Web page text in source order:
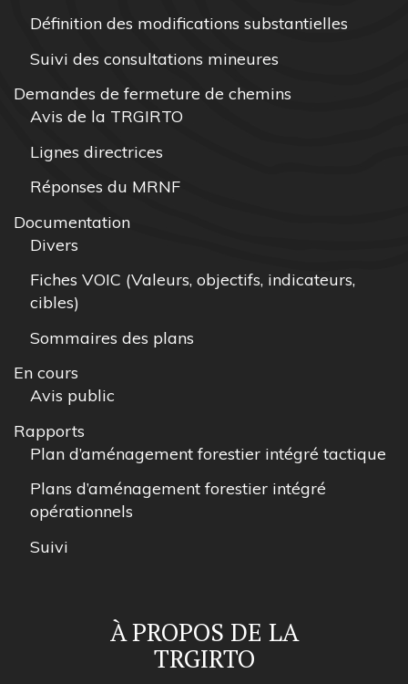
Définition des modifications substantielles
Suivi des consultations mineures
Demandes de fermeture de chemins
Avis de la TRGIRTO
Lignes directrices
Réponses du MRNF
Documentation
Divers
Fiches VOIC (Valeurs, objectifs, indicateurs,
cibles)
Sommaires des plans
En cours
Avis public
Rapports
Plan d’aménagement forestier intégré tactique
Plans d’aménagement forestier intégré
opérationnels
Suivi
À PROPOS DE LA
TRGIRTO